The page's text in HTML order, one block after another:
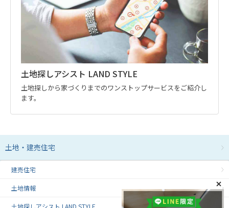
土地探しアシスト LAND STYLE
土地探しから家づくりまでのワンストップサービスをご紹介し
ます。
土地・建売住宅
建売住宅
土地情報
土地探しアシスト LAND STYLE